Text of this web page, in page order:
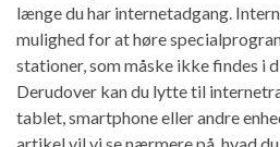
længe du har internetadgang.
mulighed for at høre
stationer, som måske ikke findes i
Derudover kan du lytte til
tablet, smartphone eller andre
artikel vil vi se nærmere på, hvad